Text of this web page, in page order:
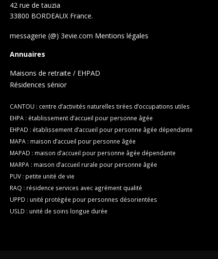
42 rue de tauzia
33800 BORDEAUX France.
messagerie (@) 3evie.com Mentions légales
Annuaires
Maisons de retraite / EHPAD
Résidences sénior
CANTOU : centre d’activités naturelles tirées d’occupations utiles
EHPA : établissement d’accueil pour personne âgée
EHPAD : établissement d’accueil pour personne âgée dépendante
MAPA : maison d’accueil pour personne âgée
MAPAD : maison d’accueil pour personne âgée dépendante
MARPA : maison d’accueil rurale pour personne âgée
PUV : petite unité de vie
RAQ : résidence services avec agrément qualité
UPPD : unité protégée pour personnes désorientées
USLD : unité de soins longue durée